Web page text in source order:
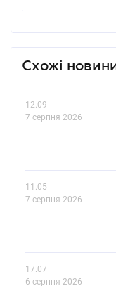
Схожі
12.09
7 серпня 2026
11.05
7 серпня 2026
17.07
6 серпня 2026